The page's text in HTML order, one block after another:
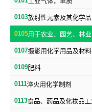
0103放射性元素及其化学品
0105
0107摄影用化学用品及材料
0109肥料
0111淬火用化学制剂
0113